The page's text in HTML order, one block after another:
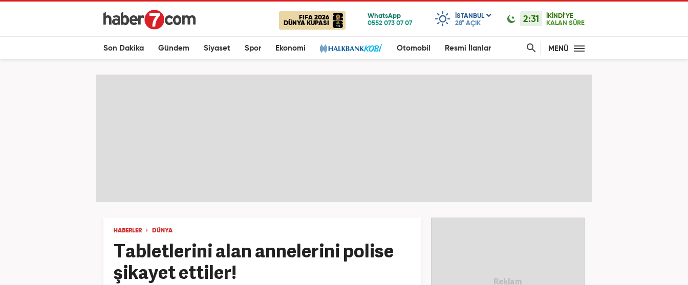
FIFA 2026
DÜNYA KUPASI
ISTANBUL
28° AÇIK 2:31
İKİNDİ'YE
KALAN SÜRE
Son Dakika Gündem Siyaset Spor Ekonomi Otomobil Resmi İlanlar MENÜ
HABERLER DÜNYA
Tabletlerini alan annelerini polise
şikayet ettiler!